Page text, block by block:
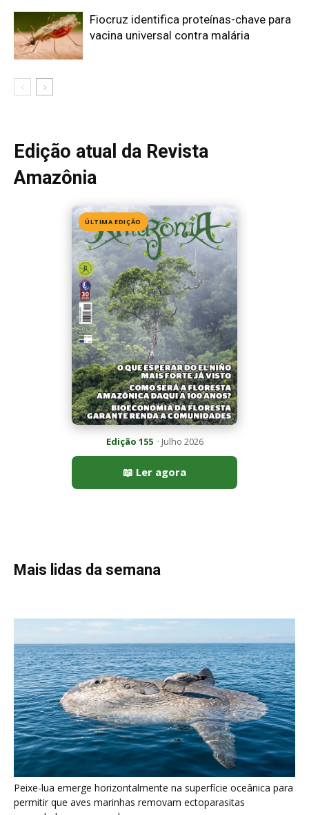
Edição 155· Julho 2026
📖 Ler agora
Mais lidas da semana
Peixe-lua emerge horizontalmente na superfície oceânica para
permitir que aves marinhas removam ectoparasitas
Seriema utiliza pernas longas e arremessa serpentes contra
rochas para subjugar presas peçonhentas nos campos